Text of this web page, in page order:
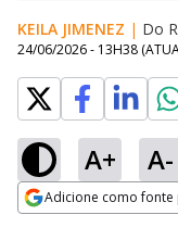
KEILA JIMENEZ | Do
24/06/2026 - 13H38
A+ A-
Adicione como
Ativar